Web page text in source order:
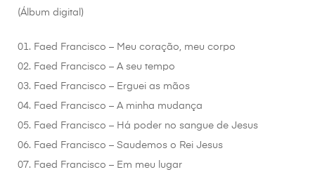
(Álbum digital)
01. Faed Francisco – Meu coração, meu corpo
02. Faed Francisco – A seu tempo
03. Faed Francisco – Erguei as mãos
04. Faed Francisco – A minha mudança
05. Faed Francisco – Há poder no sangue de Jesus
06. Faed Francisco – Saudemos o Rei Jesus
07. Faed Francisco – Em meu lugar